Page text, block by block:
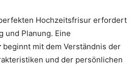
Hochzeitsfrisur erfordert
und Planung. Eine
beginnt mit dem Verständnis der
und der persönlichen